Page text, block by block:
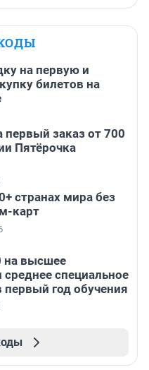
на первую и
билетов на
первый заказ от 700
Пятёрочка
странах мира без
карт
на высшее
среднее специальное
первый год обучения